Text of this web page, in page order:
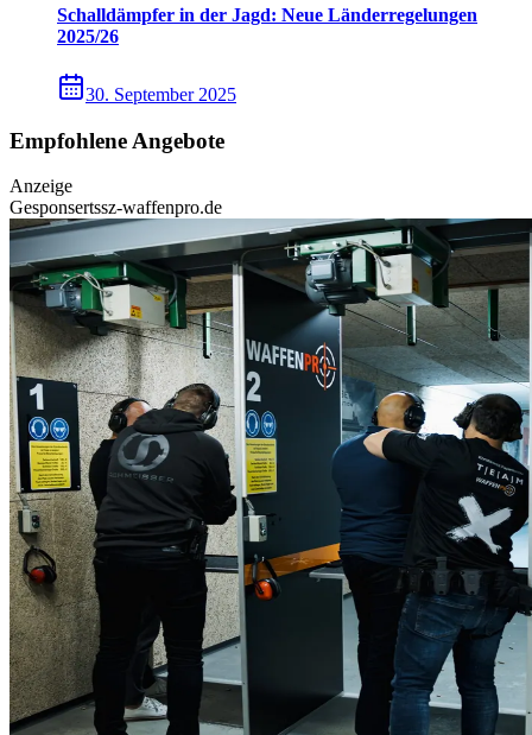
Schalldämpfer in der Jagd: Neue Länderregelungen
2025/26
30. September 2025
Empfohlene Angebote
Anzeige
Gesponsertssz-waffenpro.de